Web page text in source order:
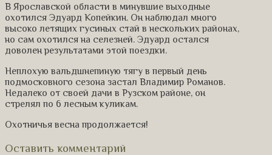
В Ярославской области в минувшие выходные
охотился Эдуард Копейкин. Он наблюдал много
высоко летящих гусиных стай в нескольких районах,
но сам охотился на селезней. Эдуард остался
доволен результатами этой поездки.
Неплохую вальдшнепиную тягу в первый день
подмосковного сезона застал Владимир Романов.
Недалеко от своей дачи в Рузском районе, он
стрелял по 6 лесным куликам.
Охотничья весна продолжается!
Оставить комментарий